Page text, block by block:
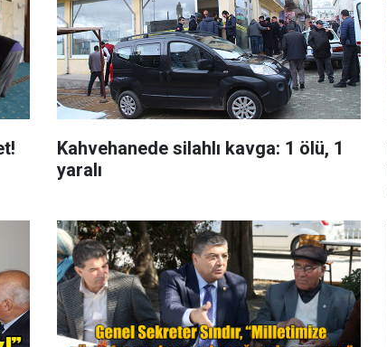
Kahvehanede silahlı kavga: 1 ölü, 1
yaralı